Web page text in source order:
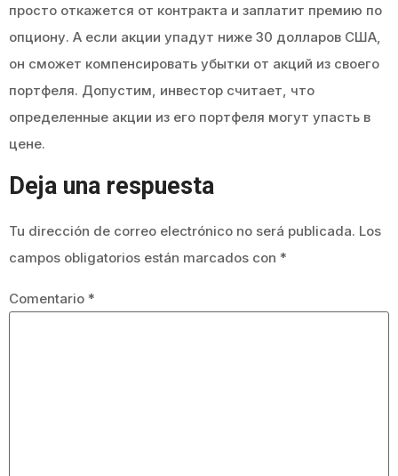
просто откажется от контракта и заплатит премию по
опциону. А если акции упадут ниже 30 долларов США,
он сможет компенсировать убытки от акций из своего
портфеля. Допустим, инвестор считает, что
определенные акции из его портфеля могут упасть в
цене.
Deja una respuesta
Tu dirección de correo electrónico no será publicada. Los
campos obligatorios están marcados con *
Comentario *